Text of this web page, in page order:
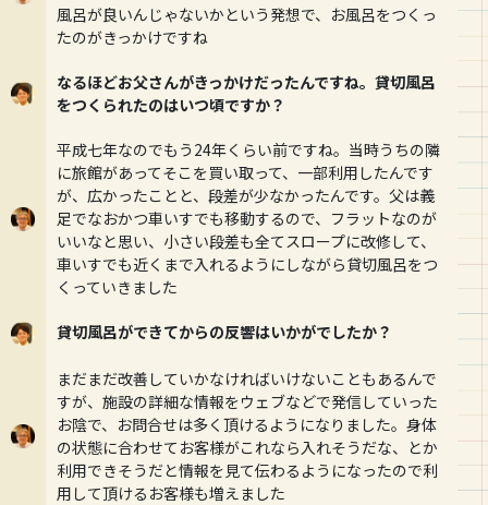
風呂が良いんじゃないかという発想で、お風呂をつくっ
たのがきっかけですね
なるほどお父さんがきっかけだったんですね。貸切風呂
をつくられたのはいつ頃ですか？
平成七年なのでもう24年くらい前ですね。当時うちの隣
に旅館があってそこを買い取って、一部利用したんです
が、広かったことと、段差が少なかったんです。父は義
足でなおかつ車いすでも移動するので、フラットなのが
いいなと思い、小さい段差も全てスロープに改修して、
車いすでも近くまで入れるようにしながら貸切風呂をつ
くっていきました
貸切風呂ができてからの反響はいかがでしたか？
まだまだ改善していかなければいけないこともあるんで
すが、施設の詳細な情報をウェブなどで発信していった
お陰で、お問合せは多く頂けるようになりました。身体
の状態に合わせてお客様がこれなら入れそうだな、とか
利用できそうだと情報を見て伝わるようになったので利
用して頂けるお客様も増えました